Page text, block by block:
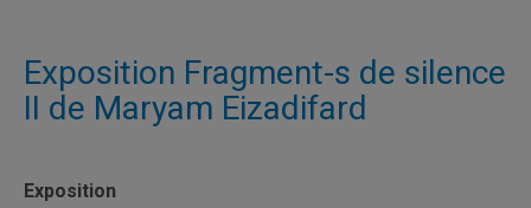
Exposition Fragment-s de silence
II de Maryam Eizadifard
Exposition